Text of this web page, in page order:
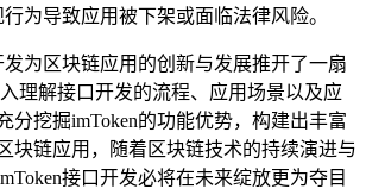
为导致应用被下架或面临法律风险。
发为区块链应用的创新与发展推开了一扇
理解接口开发的流程、应用场景以及应
分挖掘imToken的功能优势，构建出丰富
块链应用，随着区块链技术的持续演进与
接口开发必将在未来绽放更为夺目